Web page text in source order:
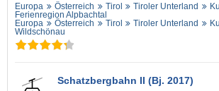
Europa Österreich Tirol Tiroler Unterland
Ferienregion Alpbachtal
Europa
Österreich Tirol Tiroler Unterland
Wildschönau
Schatzbergbahn II (Bj. 2017)